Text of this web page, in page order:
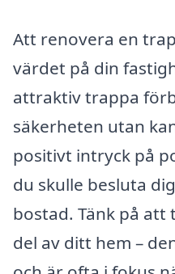
Att renovera en
värdet på din
attraktiv trappa
säkerheten utan
positivt intryck på
du skulle besluta
bostad. Tänk på
del av ditt hem –